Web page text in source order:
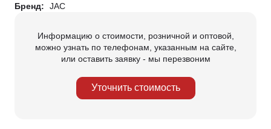
Бренд:
JAC
Информацию о стоимости, розничной и оптовой,
можно узнать по телефонам, указанным на сайте,
или оставить заявку - мы перезвоним
Уточнить стоимость